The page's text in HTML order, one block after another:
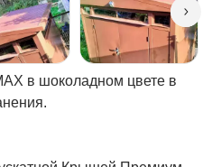
в шоколадном цвете в